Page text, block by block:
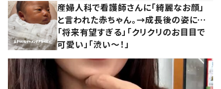
産婦人科で看護師さんに「綺麗なお顔」
と言われた赤ちゃん。→成長後の姿に…
「将来有望すぎる」「クリクリのお目目で
可愛い」「渋い～！」